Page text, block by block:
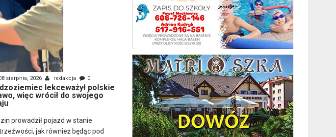
sierpnia, 2026 redakcja 0
lekceważył polskie
więc wrócił do swojego
prowadził pojazd w stanie
jak również będąc pod